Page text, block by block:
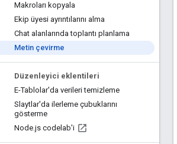
Makroları kopyala
Ekip üyesi ayrıntılarını alma
Chat alanlarında toplantı planlama
Metin çevirme
Düzenleyici eklentileri
E-Tablolar'da verileri temizleme
Slaytlar'da ilerleme çubuklarını
gösterme
Node.js codelab'i